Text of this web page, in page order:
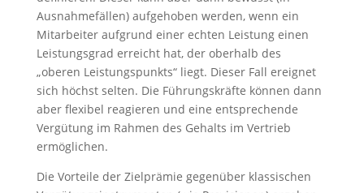
Ausnahmefällen) aufgehoben werden, wenn ein
Mitarbeiter aufgrund einer echten Leistung einen
Leistungsgrad erreicht hat, der oberhalb des
„oberen Leistungspunkts“ liegt. Dieser Fall ereignet
sich höchst selten. Die Führungskräfte können dann
aber flexibel reagieren und eine entsprechende
Vergütung im Rahmen des Gehalts im Vertrieb
ermöglichen.
Die Vorteile der Zielprämie gegenüber klassischen